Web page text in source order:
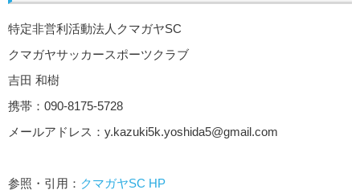
特定非営利活動法人クマガヤSC
クマガヤサッカースポーツクラブ
吉田 和樹
携帯：090-8175-5728
メールアドレス： y.kazuki5k.yoshida5@gmail.com
参照・引用： クマガヤSC HP